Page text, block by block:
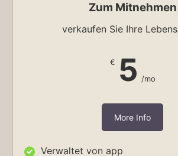
Zum Mitnehmen
verkaufen Sie Ihre
€ 5 /mo
More Info
Verwaltet von app